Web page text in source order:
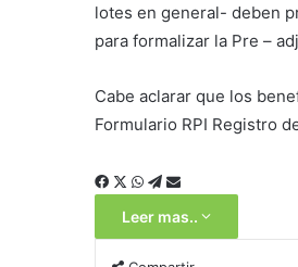
lotes en general- deben
para formalizar la Pre –
Cabe aclarar que los
Formulario RPI Registro
Facebook
X WhatsApp
Telegram
Compartir
correo
Leer mas..